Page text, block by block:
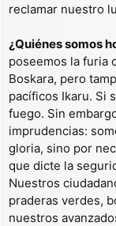
reclamar nuestro
¿Quiénes somos
poseemos la furia
Boskara, pero
pacíficos Ikaru. Si
fuego. Sin
imprudencias:
gloria, sino por
que dicte la
Nuestros
praderas verdes,
nuestros